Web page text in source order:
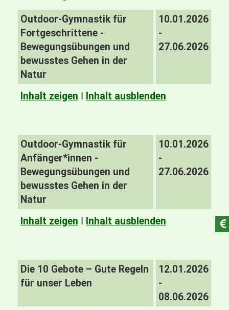
Outdoor-Gymnastik für
Fortgeschrittene -
Bewegungsübungen und
bewusstes Gehen in der
Natur
10.01.2026
-
27.06.2026
Inhalt zeigen I Inhalt ausblenden
Outdoor-Gymnastik für
Anfänger*innen -
Bewegungsübungen und
bewusstes Gehen in der
Natur
10.01.2026
-
27.06.2026
Inhalt zeigen I Inhalt ausblenden
Die 10 Gebote – Gute Regeln
für unser Leben
12.01.2026
-
08.06.2026